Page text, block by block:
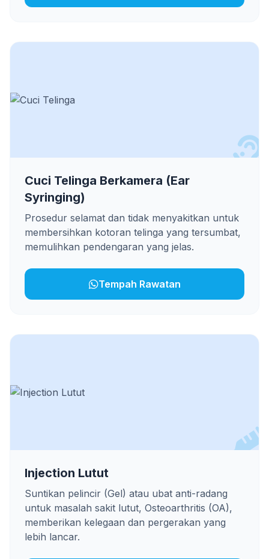
Cuci Telinga Berkamera (Ear
Syringing)
Prosedur selamat dan tidak menyakitkan untuk
membersihkan kotoran telinga yang tersumbat,
memulihkan pendengaran yang jelas.
Tempah Rawatan
Injection Lutut
Suntikan pelincir (Gel) atau ubat anti-radang
untuk masalah sakit lutut, Osteoarthritis (OA),
memberikan kelegaan dan pergerakan yang
lebih lancar.